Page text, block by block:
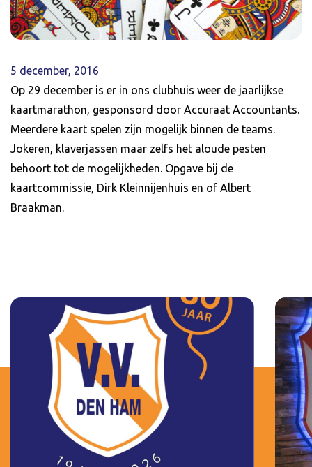
5 december, 2016
Op 29 december is er in ons clubhuis weer de jaarlijkse
kaartmarathon, gesponsord door Accuraat Accountants.
Meerdere kaart spelen zijn mogelijk binnen de teams.
Jokeren, klaverjassen maar zelfs het aloude pesten
behoort tot de mogelijkheden. Opgave bij de
kaartcommissie, Dirk Kleinnijenhuis en of Albert
Braakman.